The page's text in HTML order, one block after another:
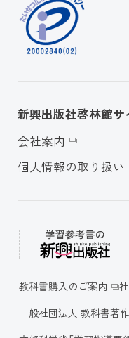
新興出版社啓林館サ
会社案内
個人情報の取り扱い
教科書購入のご案内
一般社団法人 教科書著作